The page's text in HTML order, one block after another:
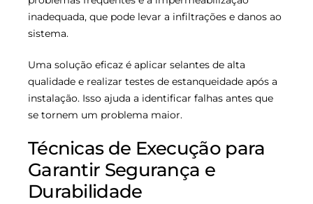
inadequada, que pode levar a infiltrações e danos ao
sistema.
Uma solução eficaz é aplicar selantes de alta
qualidade e realizar testes de estanqueidade após a
instalação. Isso ajuda a identificar falhas antes que
se tornem um problema maior.
Técnicas de Execução para
Garantir Segurança e
Durabilidade